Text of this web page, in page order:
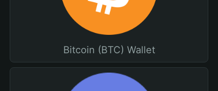
Bitcoin (BTC) Wallet